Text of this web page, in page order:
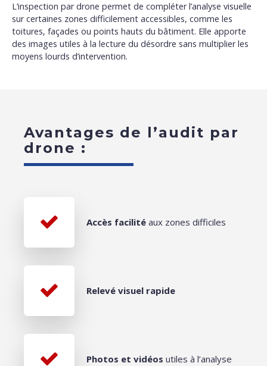
L’inspection par drone permet de compléter l’analyse visuelle
sur certaines zones difficilement accessibles, comme les
toitures, façades ou points hauts du bâtiment. Elle apporte
des images utiles à la lecture du désordre sans multiplier les
moyens lourds d’intervention.
Avantages de l’audit par
drone :
Accès facilité aux zones difficiles
Relevé visuel rapide
Photos et vidéos utiles à l’analyse